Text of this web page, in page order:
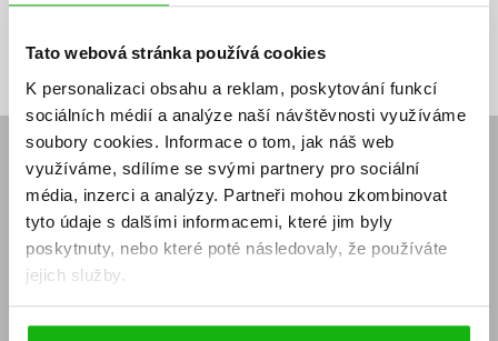
Tato webová stránka používá cookies
K personalizaci obsahu a reklam, poskytování funkcí
sociálních médií a analýze naší návštěvnosti využíváme
soubory cookies. Informace o tom, jak náš web
využíváme, sdílíme se svými partnery pro sociální
média, inzerci a analýzy. Partneři mohou zkombinovat
tyto údaje s dalšími informacemi, které jim byly
poskytnuty, nebo které poté následovaly, že používáte
jejich služby.
mailová
adresa
mailová
adresa
Vaše e-mailová adresa Přihlásit se
E-SHOP
Aktuality
Naši autoři
Obchodní podmínky
Jak nakoupit
Knižní novinky
Dárkové poukazy
Affiliate program